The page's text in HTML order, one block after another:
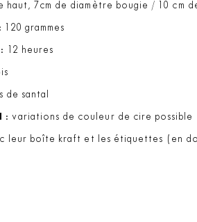
haut, 7cm de diamètre bougie / 10 cm
grammes
12 heures
de santal
: variations de couleur de cire
leur boîte kraft et les étiquettes (en